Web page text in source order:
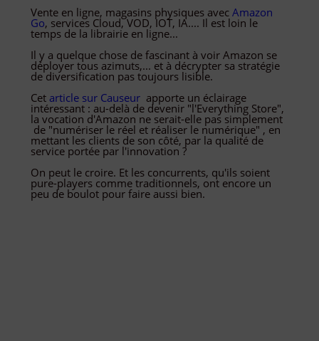
Vente en ligne, magasins physiques avecAmazon
Go, services Cloud, VOD, IOT, IA.... Il est loin le
temps de la librairie en ligne...
Il y a quelque chose de fascinant à voir Amazon se
déployer tous azimuts,... et à décrypter sa stratégie
de diversification pas toujours lisible.
Cet article sur Causeur apporte un éclairage
intéressant : au-delà de devenir "l'Everything Store",
la vocation d'Amazon ne serait-elle pas simplement
de "numériser le réel et réaliser le numérique" , en
mettant les clients de son côté, par la qualité de
service portée par l'innovation ?
On peut le croire. Et les concurrents, qu'ils soient
pure-players comme traditionnels, ont encore un
peu de boulot pour faire aussi bien.